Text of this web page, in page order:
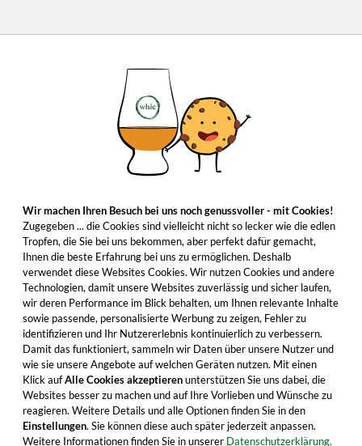
Wir machen Ihren Besuch bei uns noch genussvoller - mit Cookies!
Zugegeben ... die Cookies sind vielleicht nicht so lecker wie die edlen
Tropfen, die Sie bei uns bekommen, aber perfekt dafür gemacht,
Ihnen die beste Erfahrung bei uns zu ermöglichen. Deshalb
verwendet diese Websites Cookies. Wir nutzen Cookies und andere
Technologien, damit unsere Websites zuverlässig und sicher laufen,
wir deren Performance im Blick behalten, um Ihnen relevante Inhalte
sowie passende, personalisierte Werbung zu zeigen, Fehler zu
identifizieren und Ihr Nutzererlebnis kontinuierlich zu verbessern.
Damit das funktioniert, sammeln wir Daten über unsere Nutzer und
wie sie unsere Angebote auf welchen Geräten nutzen. Mit einen
Klick aufAlle Cookies akzeptierenunterstützen Sie uns dabei, die
Websites besser zu machen und auf Ihre Vorlieben und Wünsche zu
reagieren. Weitere Details und alle Optionen finden Sie in den
Einstellungen. Sie können diese auch später jederzeit anpassen.
Weitere Informationen finden Sie in unserer Datenschutzerklärung.